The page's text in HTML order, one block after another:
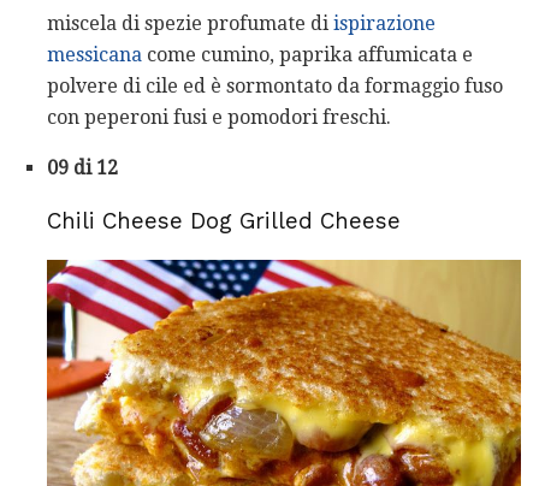
miscela di spezie profumate di ispirazione
messicana come cumino, paprika affumicata e
polvere di cile ed è sormontato da formaggio fuso
con peperoni fusi e pomodori freschi.
09 di 12
Chili Cheese Dog Grilled Cheese